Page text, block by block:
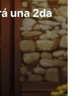
una 2da